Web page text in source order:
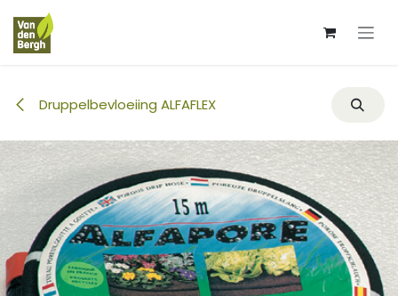
Overslaan naar inhoud
Druppelbevloeiing ALFAFLEX